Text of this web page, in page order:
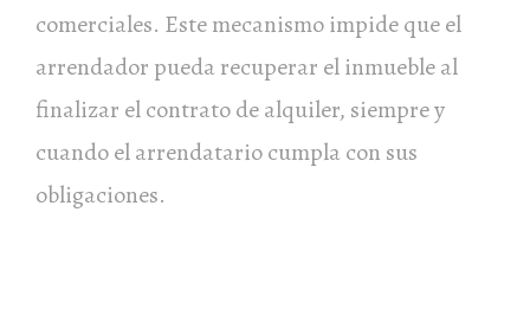
comerciales. Este mecanismo impide que el
arrendador pueda recuperar el inmueble al
finalizar el contrato de alquiler, siempre y
cuando el arrendatario cumpla con sus
obligaciones.